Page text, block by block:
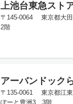
上池台東急スト
〒145-0064 東京都大田
2階
アーバンドック
〒135-0061 東京都江
ぽーと豊洲3 3階